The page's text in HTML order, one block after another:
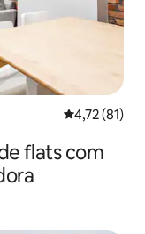
4,72 de uma
4,72 (81)
flats com